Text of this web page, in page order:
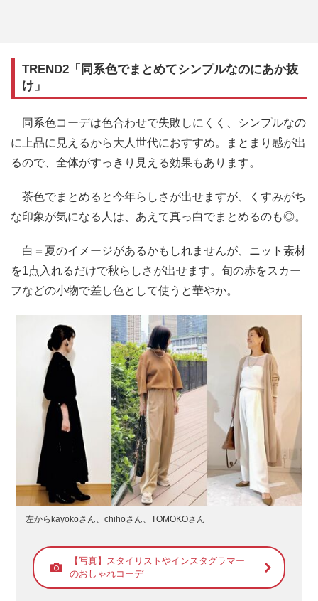
TREND2「同系色でまとめてシンプルなのにあか抜
け」
同系色コーデは色合わせで失敗しにくく、シンプルなの
に上品に見えるから大人世代におすすめ。まとまり感が出
るので、全体がすっきり見える効果もあります。
茶色でまとめると今年らしさが出せますが、くすみがち
な印象が気になる人は、あえて真っ白でまとめるのも◎。
白＝夏のイメージがあるかもしれませんが、ニット素材
を1点入れるだけで秋らしさが出せます。旬の赤をスカー
フなどの小物で差し色として使うと華やか。
左からkayokoさん、chihoさん、TOMOKOさん
【写真】スタイリストやインスタグラマー
のおしゃれコーデ